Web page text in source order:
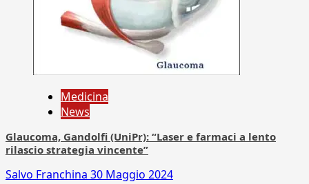
Medicina
News
Glaucoma, Gandolfi (UniPr): “Laser e farmaci a lento
rilascio strategia vincente”
Salvo Franchina 30 Maggio 2024